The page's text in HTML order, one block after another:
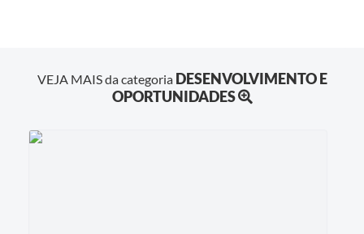
VEJA MAIS da categoria DESENVOLVIMENTO E
OPORTUNIDADES